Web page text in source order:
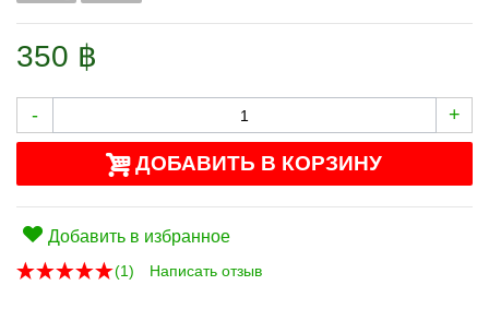
350 ฿
- +
ДОБАВИТЬ В КОРЗИНУ
Добавить в избранное
(1) Написать отзыв